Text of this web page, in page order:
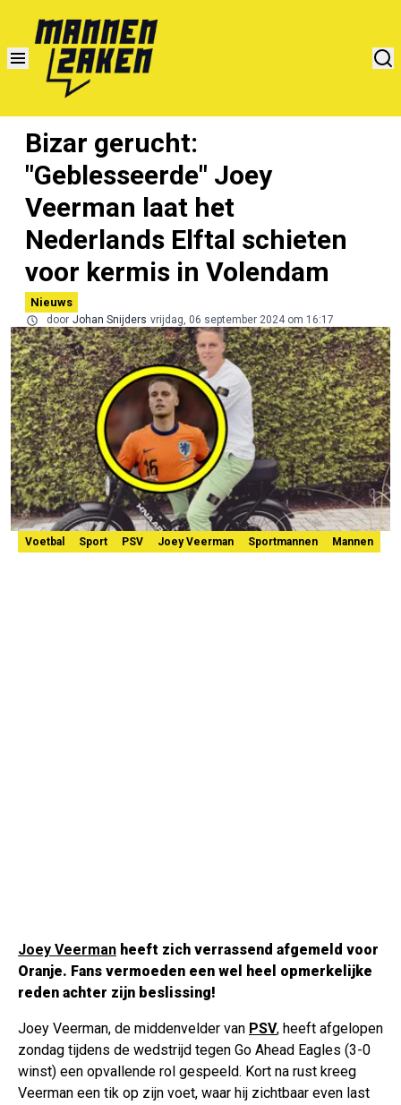
Bizar gerucht:
"Geblesseerde" Joey
Veerman laat het
Nederlands Elftal schieten
voor kermis in Volendam
Nieuws
door Johan Snijders vrijdag, 06 september 2024 om 16:17
Voetbal Sport PSV Joey Veerman Sportmannen Mannen
Joey Veerman heeft zich verrassend afgemeld voor
Oranje. Fans vermoeden een wel heel opmerkelijke
reden achter zijn beslissing!
Joey Veerman, de middenvelder van PSV, heeft afgelopen
zondag tijdens de wedstrijd tegen Go Ahead Eagles (3-0
winst) een opvallende rol gespeeld. Kort na rust kreeg
Veerman een tik op zijn voet, waar hij zichtbaar even last